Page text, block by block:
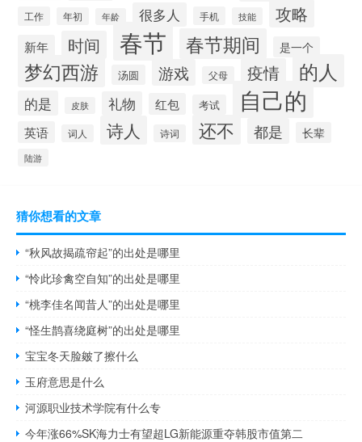
工作 年初 年龄 很多人 手机 技能 攻略
新年 时间 春节 春节期间 是一个
梦幻西游 汤圆 游戏 父母 疫情 的人
的是 皮肤 礼物 红包 考试 自己的
英语 词人 诗人 诗词 还不 都是 长辈
陆游
猜你想看的文章
“秋风故揭疏帘起”的出处是哪里
“怜此珍禽空自知”的出处是哪里
“桃李佳名闻昔人”的出处是哪里
“怪生鹊喜绕庭树”的出处是哪里
宝宝冬天脸皴了擦什么
玉府意思是什么
河源职业技术学院有什么专
今年涨66%SK海力士有望超LG新能源重夺韩股市值第二